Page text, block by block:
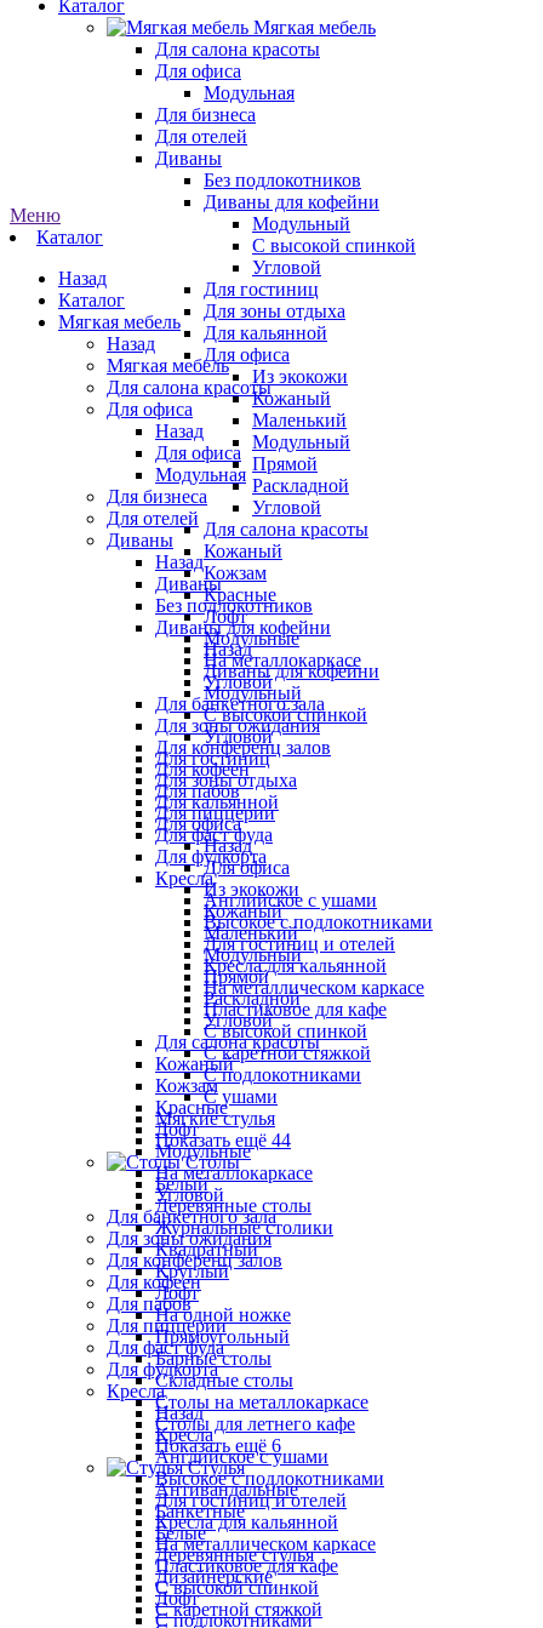
Каталог
Мягкая мебель
Для салона красоты
Для офиса
Модульная
Для бизнеса
Для отелей
Диваны
Без подлокотников
Диваны для кофейни
Модульный
С высокой спинкой
Угловой
Для гостиниц
Для зоны отдыха
Для кальянной
Для офиса
Из экокожи
Кожаный
Маленький
Модульный
Прямой
Раскладной
Угловой
Для салона красоты
Кожаный
Кожзам
Красные
Лофт
Модульные
На металлокаркасе
Угловой
Для банкетного зала
Для зоны ожидания
Для конференц залов
Для кофеен
Для пабов
Для пиццерии
Для фаст фуда
Для фудкорта
Кресла
Английское с ушами
Высокое с подлокотниками
Для гостиниц и отелей
Кресла для кальянной
На металлическом каркасе
Пластиковое для кафе
С высокой спинкой
С каретной стяжкой
С подлокотниками
С ушами
Мягкие стулья
Показать ещё 44
Столы
Белый
Деревянные столы
Журнальные столики
Квадратный
Круглый
Лофт
На одной ножке
Прямоугольный
Барные столы
Складные столы
Столы на металлокаркасе
Столы для летнего кафе
Показать ещё 6
Стулья
Антивандальные
Банкетные
Белые
Деревянные стулья
Дизайнерские
Лофт
С подлокотниками
Меню
Каталог
Назад
Каталог
Мягкая мебель
Назад
Мягкая мебель
Для салона красоты
Для офиса
Назад
Для офиса
Модульная
Для бизнеса
Для отелей
Диваны
Назад
Диваны
Без подлокотников
Диваны для кофейни
Назад
Диваны для кофейни
Модульный
С высокой спинкой
Угловой
Для гостиниц
Для зоны отдыха
Для кальянной
Для офиса
Назад
Для офиса
Из экокожи
Кожаный
Маленький
Модульный
Прямой
Раскладной
Угловой
Для салона красоты
Кожаный
Кожзам
Красные
Лофт
Модульные
На металлокаркасе
Угловой
Для банкетного зала
Для зоны ожидания
Для конференц залов
Для кофеен
Для пабов
Для пиццерии
Для фаст фуда
Для фудкорта
Кресла
Назад
Кресла
Английское с ушами
Высокое с подлокотниками
Для гостиниц и отелей
Кресла для кальянной
На металлическом каркасе
Пластиковое для кафе
С высокой спинкой
С каретной стяжкой